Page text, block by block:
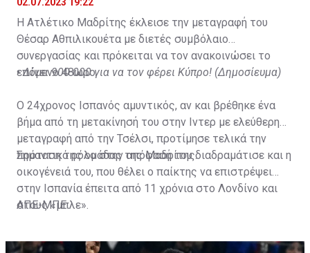
02.07.2023 19:22
Η Ατλέτικο Μαδρίτης έκλεισε την μεταγραφή του
Θέσαρ Αθπιλικουέτα με διετές συμβόλαιο
συνεργασίας και πρόκειται να τον ανακοινώσει το
επόμενο 48ωρο.
•Δίνει 900.000 για να τον φέρει Κύπρο! (Δημοσίευμα)
Ο 24χρονος Ισπανός αμυντικός, αν και βρέθηκε ένα
βήμα από τη μετακίνησή του στην Ιντερ με ελεύθερη
μεταγραφή από την Τσέλσι, προτίμησε τελικά την
πρόταση της ομάδας της Μαδρίτης.
Σημαντικό ρόλο στην απόφασή του διαδραμάτισε και η
οικογένειά του, που θέλει ο παίκτης να επιστρέψει
στην Ισπανία έπειτα από 11 χρόνια στο Λονδίνο και
στους «μπλε».
ΑΠΕ-ΜΠΕ